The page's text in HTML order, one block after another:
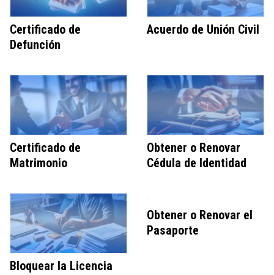
Certificado de
Defunción
Acuerdo de Unión Civil
Certificado de
Matrimonio
Obtener o Renovar
Cédula de Identidad
Bloquear la Licencia
Obtener o Renovar el
Pasaporte